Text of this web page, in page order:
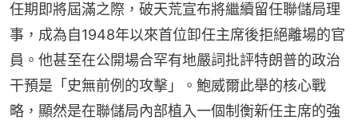
任期即將屆滿之際，破天荒宣布將繼續留任聯儲局理
事，成為自1948年以來首位卸任主席後拒絕離場的官
員。他甚至在公開場合罕有地嚴詞批評特朗普的政治
干預是「史無前例的攻擊」。鮑威爾此舉的核心戰
略，顯然是在聯儲局內部植入一個制衡新任主席的強